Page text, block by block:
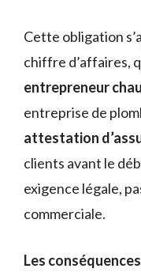
Cette obligation
chiffre d’affaires,
entrepreneur
entreprise de
attestation
clients avant le
exigence légale,
commerciale.
Les